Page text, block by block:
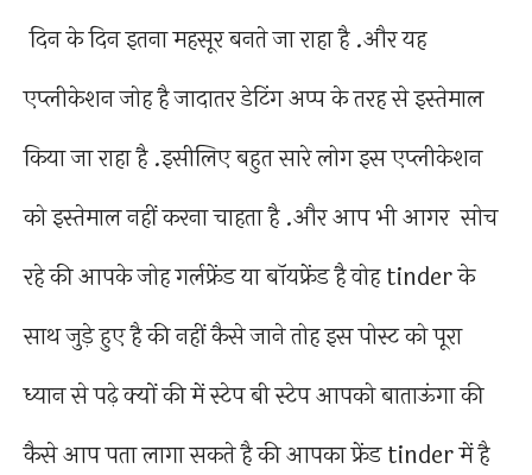
दिन के दिन इतना महसूर बनते जा राहा है .और यह
एप्लीकेशन जोह है जादातर डेटिंग अप्प के तरह से इस्तेमाल
किया जा राहा है .इसीलिए बहुत सारे लोग इस एप्लीकेशन
को इस्तेमाल नहीं करना चाहता है .और आप भी आगर सोच
रहे की आपके जोह गर्लफ्रेंड या बॉयफ्रेंड है वोह tinder के
साथ जुड़े हुए है की नहीं कैसे जाने तोह इस पोस्ट को पूरा
ध्यान से पढ़े क्यों की में स्टेप बी स्टेप आपको बाताऊंगा की
कैसे आप पता लागा सकते है की आपका फ्रेंड tinder में है